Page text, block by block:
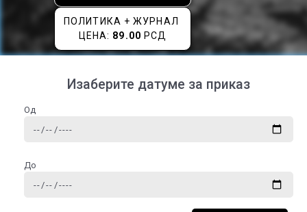
ПОЛИТИКА + ЖУРНАЛ
ЦЕНА: 89.00 РСД
Изаберите датуме за приказ
Од
До